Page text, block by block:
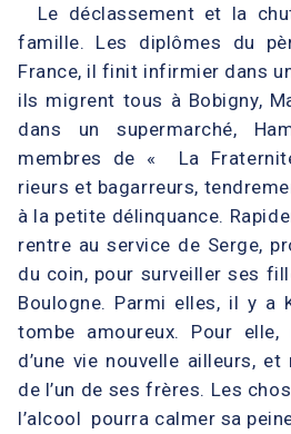
Le déclassement et la
famille. Les diplômes du
France, il finit infirmier dans
ils migrent tous à Bobigny,
dans un supermarché,
membres de « La
rieurs et bagarreurs,
à la petite délinquance.
rentre au service de Serge,
du coin, pour surveiller ses
Boulogne. Parmi elles, il y a
tombe amoureux. Pour
d’une vie nouvelle ailleurs,
de l’un de ses frères. Les
l’alcool pourra calmer sa